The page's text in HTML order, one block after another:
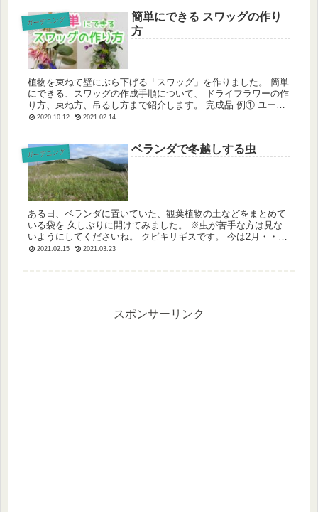
ガーデニング
簡単にできる スワッグの作り
方
植物を束ねて壁にぶら下げる「スワッグ」を作りました。 簡単
にできる、スワッグの作成手順について、 ドライフラワーの作
り方、束ね方、吊るし方まで紹介します。 完成品 例① ユーカ
リ、千日紅、リンドウ、フジバカマを使ったスワッグ 例② ユ
2020.10.12 2021.02.14
ガーデニング ベランダで冬越しする虫
ある日、ベランダに置いていた、観葉植物の土などをまとめて
いる袋を 久しぶりに開けてみました。 ※虫が苦手な方は見な
いようにしてくださいね。 クビキリギスです。 今は2月・・・
冬のベランダでずっと過ごしていたのでしょうか。 調べてみる
2021.02.15 2021.03.23
スポンサーリンク